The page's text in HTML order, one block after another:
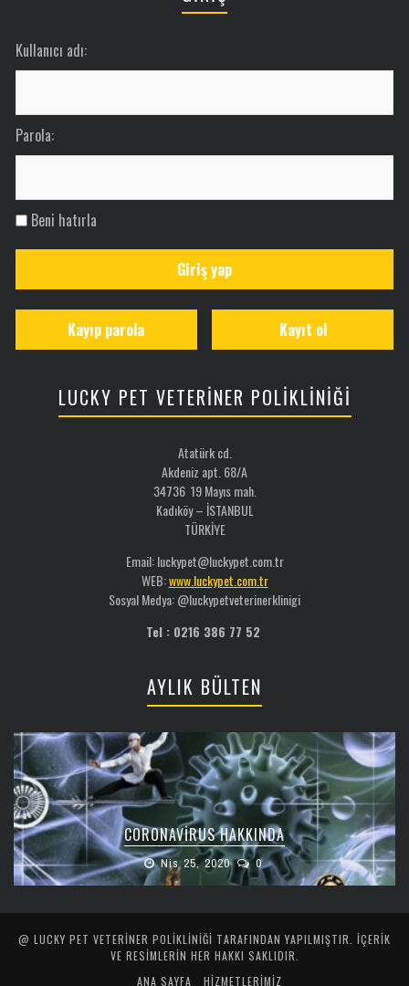
Kullanıcı adı:
Parola:
Beni hatırla
Giriş yap
Kayıt ol
Kayıp parola
LUCKY PET VETERİNER POLİKLİNİĞİ
Atatürk cd.
Akdeniz apt. 68/A
34736 19 Mayıs mah.
Kadıköy – İSTANBUL
TÜRKİYE
Email: luckypet@luckypet.com.tr
WEB:www.luckypet.com.tr
Sosyal Medya: @luckypetveterinerklinigi
Tel : 0216 386 77 52
AYLIK BÜLTEN
CORONAVIRUS HAKKINDA
Nis 25, 2020 0
@ LUCKY PET VETERINER POLIKLINIĞI TARAFINDAN YAPILMIŞTIR. İÇERIK
VE RESIMLERIN HER HAKKI SAKLIDIR.
ANA SAYFA
HİZMETLERİMİZ